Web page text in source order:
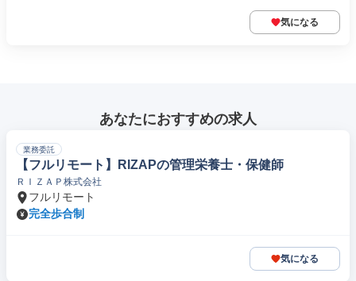
気になる
あなたにおすすめの求人
業務委託
【フルリモート】RIZAPの管理栄養士・保健師
ＲＩＺＡＰ株式会社
フルリモート
完全歩合制
気になる